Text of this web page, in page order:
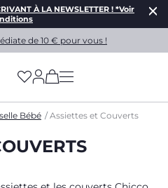
À LA NEWSLETTER ! *Voir
de 10 € pour vous !
(has more options
Bébé Assiettes et Couverts